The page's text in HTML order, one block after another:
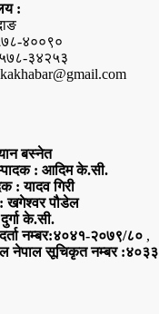
:
४००९०
३४२५३
बस्नेत
: आदिम के.सी.
: यादव गिरी
खगेश्वर पौडेल
के.सी.
नम्बर:४०४१-२०७९/८० ,
नेपाल सूचिकृत नम्बर :४०३३